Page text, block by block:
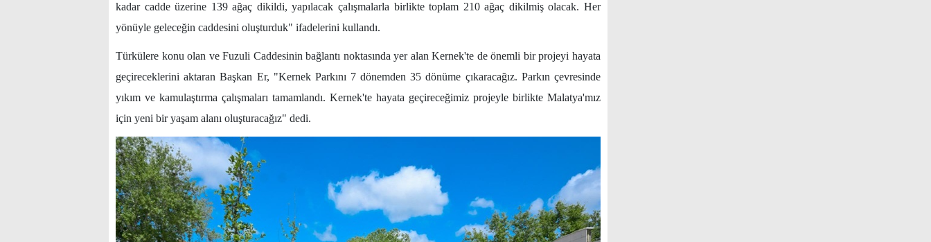
kadar cadde üzerine 139 ağaç dikildi, yapılacak çalışmalarla birlikte toplam 210 ağaç dikilmiş olacak. Her
yönüyle geleceğin caddesini oluşturduk" ifadelerini kullandı.
Türkülere konu olan ve Fuzuli Caddesinin bağlantı noktasında yer alan Kernek'te de önemli bir projeyi hayata
geçireceklerini aktaran Başkan Er, "Kernek Parkını 7 dönemden 35 dönüme çıkaracağız. Parkın çevresinde
yıkım ve kamulaştırma çalışmaları tamamlandı. Kernek'te hayata geçireceğimiz projeyle birlikte Malatya'mız
için yeni bir yaşam alanı oluşturacağız" dedi.